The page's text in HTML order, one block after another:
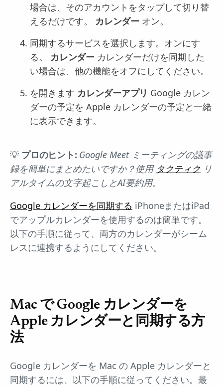
場合は、そのアカウントをタップして切り替
えるだけです。 カレンダーオン。
同期するサービスを選択します。オンにす
る。 カレンダー カレンダーだけを同期した
い場合は、他の機能をオフにしてください。
を開きます カレンダーアプリ Google カレン
ダーの予定を Apple カレンダーの予定と一緒
に表示できます。
💡 プロのヒント: Google Meet ミーティングの議事
録を簡単にまとめたいですか？使用 タクティク リ
アルタイムの文字起こしとAI要約用。
Google カレンダーを同期する iPhoneまたはiPad
でアップルカレンダーを使用するのは簡単です。
以下の手順に従って、両方のカレンダーがシーム
レスに連携するようにしてください。
Mac で Google カレンダーを
Apple カレンダーと同期する方
法
Google カレンダーを Mac の Apple カレンダーと
同期するには、以下の手順に従ってください。最